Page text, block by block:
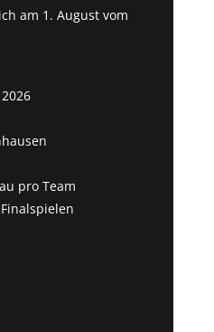
am 1. August vom
pro Team